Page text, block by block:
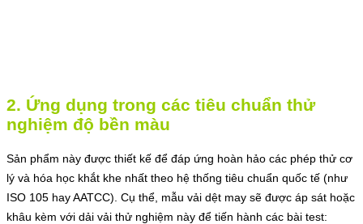
2. Ứng dụng trong các tiêu chuẩn thử
nghiệm độ bền màu
Sản phẩm này được thiết kế để đáp ứng hoàn hảo các phép thử cơ
lý và hóa học khắt khe nhất theo hệ thống tiêu chuẩn quốc tế (như
ISO 105 hay AATCC). Cụ thể, mẫu vải dệt may sẽ được áp sát hoặc
khâu kèm với dải vải thử nghiệm này để tiến hành các bài test: